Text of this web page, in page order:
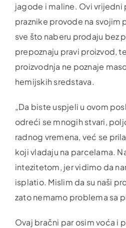
jagode i maline. Ovi
praznike provode na svojim
sve što naberu prodaju bez
prepoznaju pravi proizvod,
proizvodnja ne poznaje
hemijskih sredstava.
„Da biste uspjeli u ovom
odreći se mnogih stvari,
radnog vremena, već se
koji vladaju na parcelama.
intezitetom, jer vidimo da
isplatio. Mislim da su naši
zato nemamo problema sa
Ovaj bračni par osim voća i